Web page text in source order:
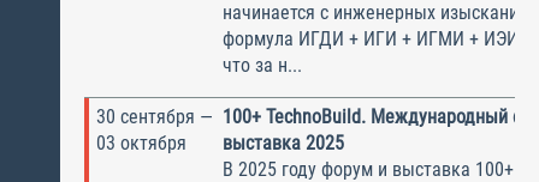
начинается с инженерных изысканий.
формула ИГДИ + ИГИ + ИГМИ + ИЭИ
что за н...
30 сентября —
03 октября
100+ TechnoBuild. Международный
выставка 2025
В 2025 году форум и выставка 100+